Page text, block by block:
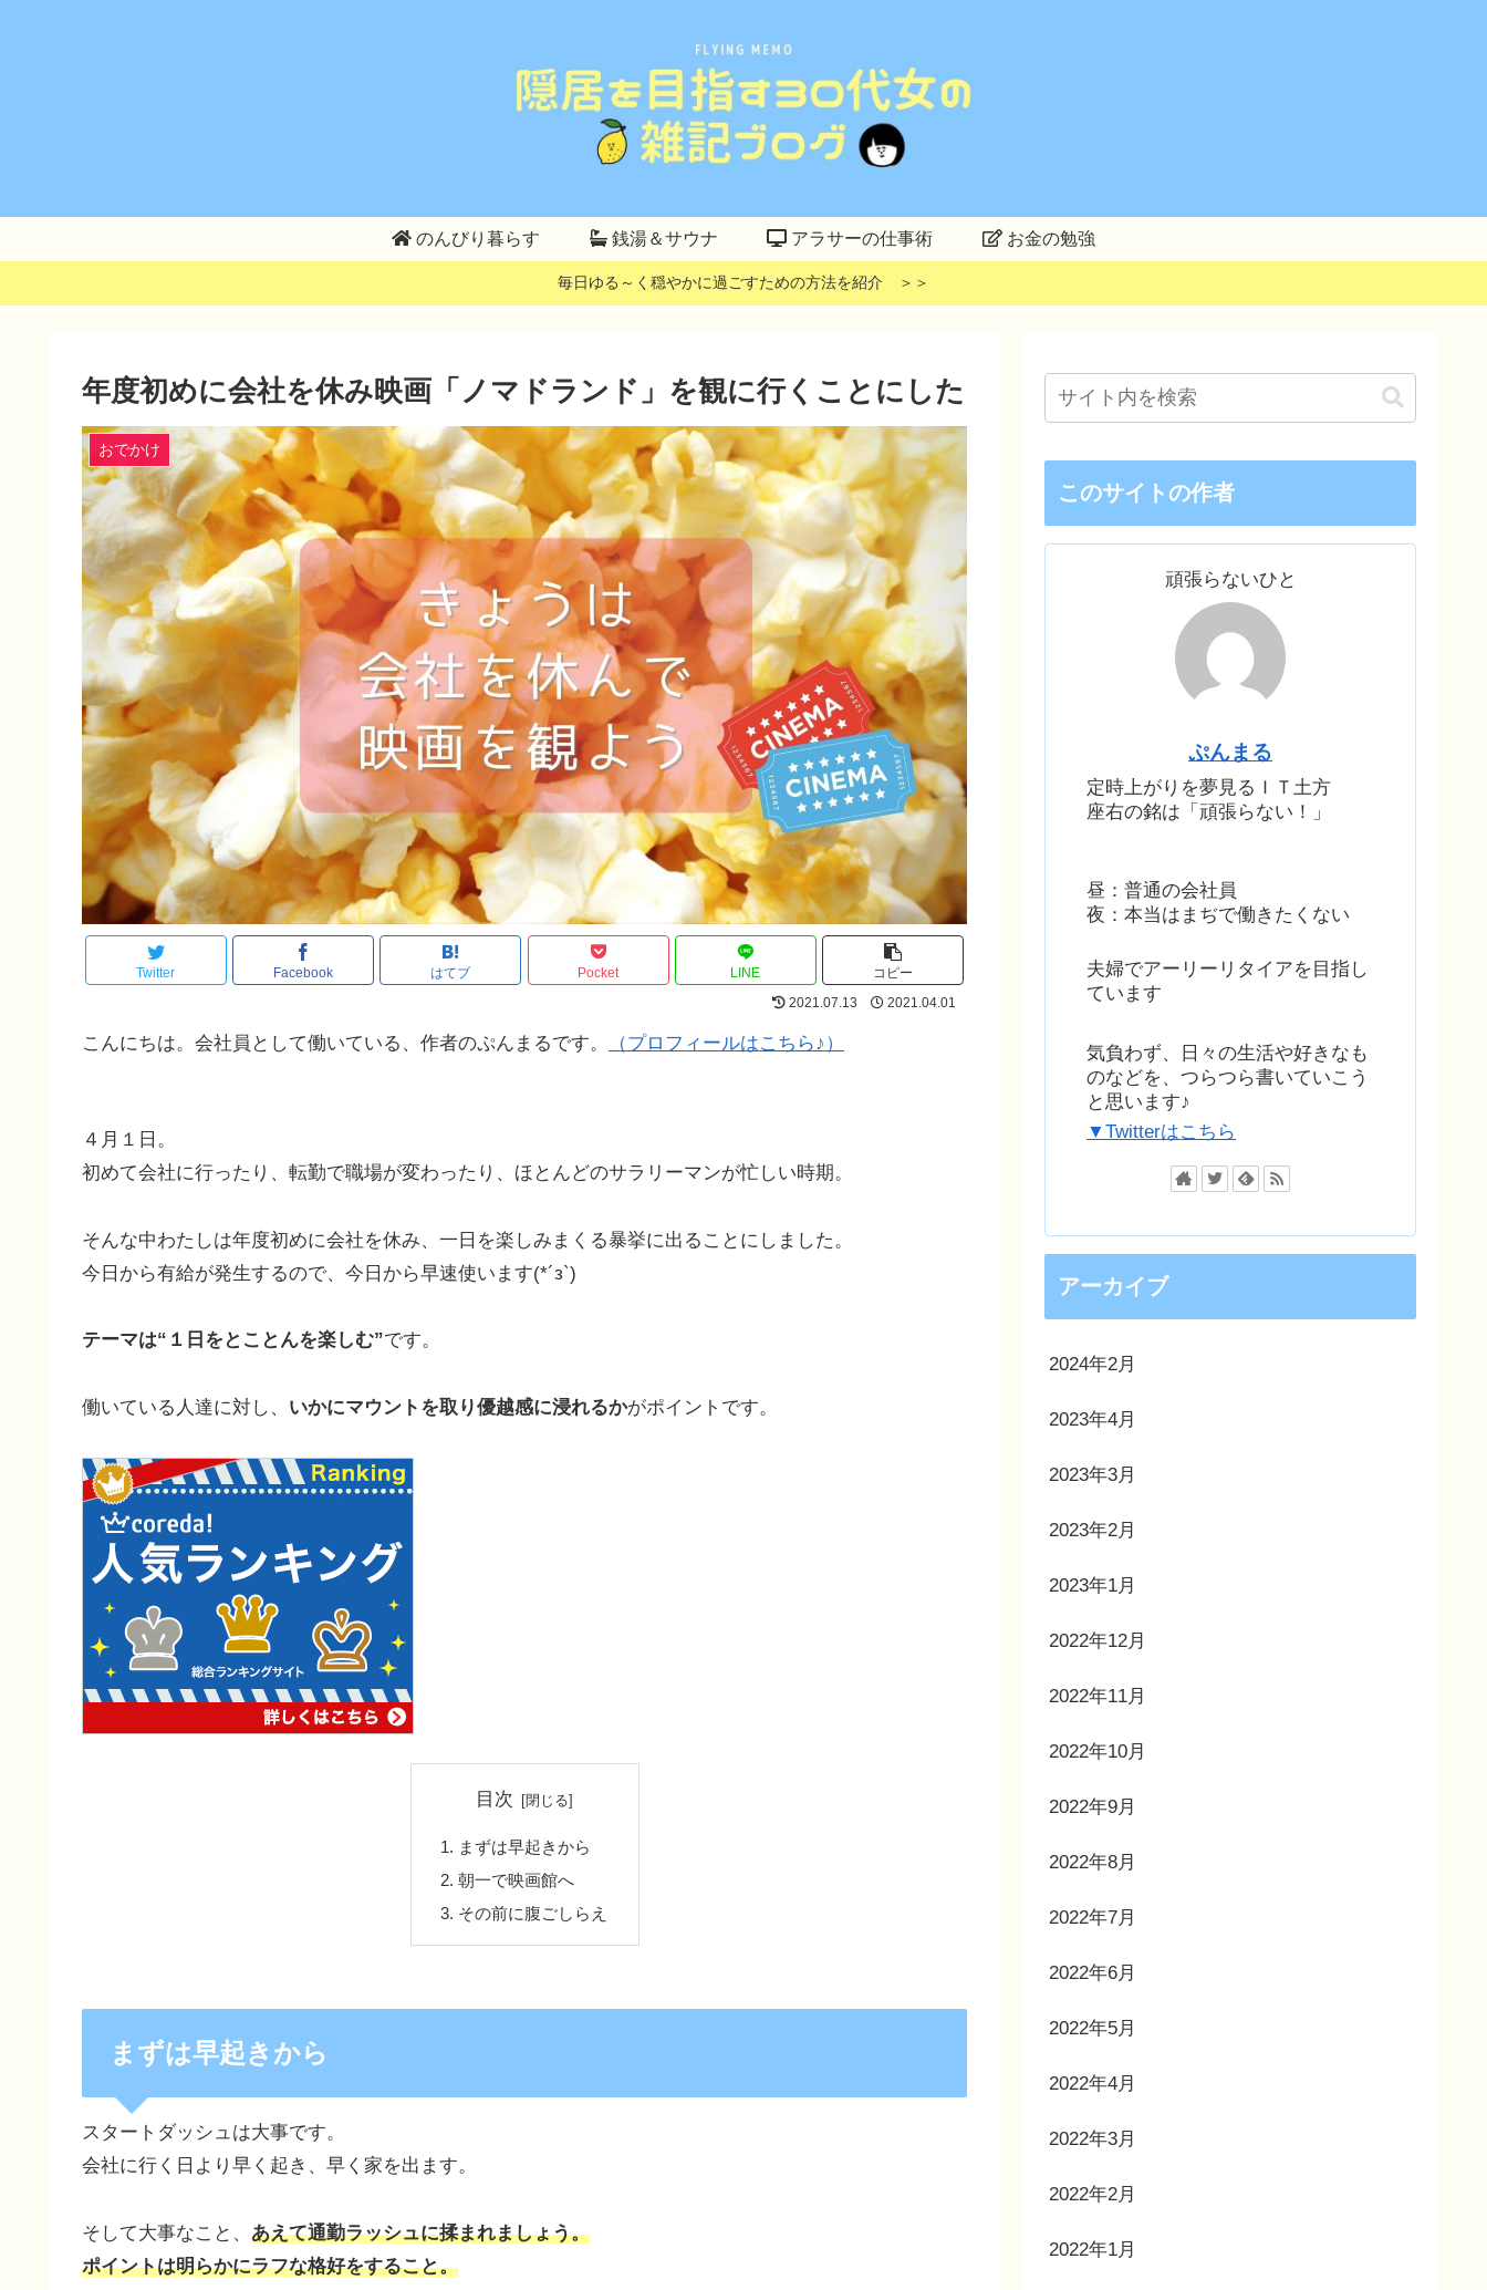
のんびり暮らす 銭湯＆サウナ アラサーの仕事術 お金の勉強
毎日ゆる～く穏やかに過ごすための方法を紹介 ＞＞
年度初めに会社を休み映画「ノマドランド」を観に行くことにした
おでかけ
Twitter Facebook はてブ Pocket LINE
コピー
2021.07.13
2021.04.01
こんにちは。会社員として働いている、作者のぷんまるです。 （プロフィールはこちら♪）
４月１日。
初めて会社に行ったり、転勤で職場が変わったり、ほとんどのサラリーマンが忙しい時期。
そんな中わたしは年度初めに会社を休み、一日を楽しみまくる暴挙に出ることにしました。
今日から有給が発生するので、今日から早速使います(*´з`)
テーマは“１日をとことんを楽しむ”です。
働いている人達に対し、 いかにマウントを取り優越感に浸れるかがポイントです。
目次
まずは早起きから
朝一で映画館へ
その前に腹ごしらえ
まずは早起きから
スタートダッシュは大事です。
会社に行く日より早く起き、早く家を出ます。
そして大事なこと、 あえて通勤ラッシュに揉まれましょう。
ポイントは明らかにラフな格好をすること。
このサイトの作者
頑張らないひと
ぷんまる
定時上がりを夢見るＩＴ土方
座右の銘は「頑張らない！」
昼：普通の会社員
夜：本当はまぢで働きたくない
夫婦でアーリーリタイアを目指し
ています
気負わず、日々の生活や好きなも
のなどを、つらつら書いていこう
と思います♪
▼Twitterはこちら
アーカイブ
2024年2月
2023年4月
2023年3月
2023年2月
2023年1月
2022年12月
2022年11月
2022年10月
2022年9月
2022年8月
2022年7月
2022年6月
2022年5月
2022年4月
2022年3月
2022年2月
2022年1月